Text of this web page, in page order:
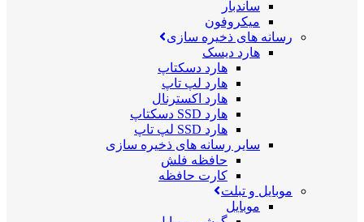
ساندبار
میکروفون
رسانه های ذخیره سازی
هارد دیسک
هارد دسکتاپ
هارد لپ تاپ
هارد اکسترنال
هارد SSD دسکتاپ
هارد SSD لپ تاپ
سایر رسانه های ذخیره سازی
حافظه فلش
کارت حافظه
موبایل و تبلت
موبایل